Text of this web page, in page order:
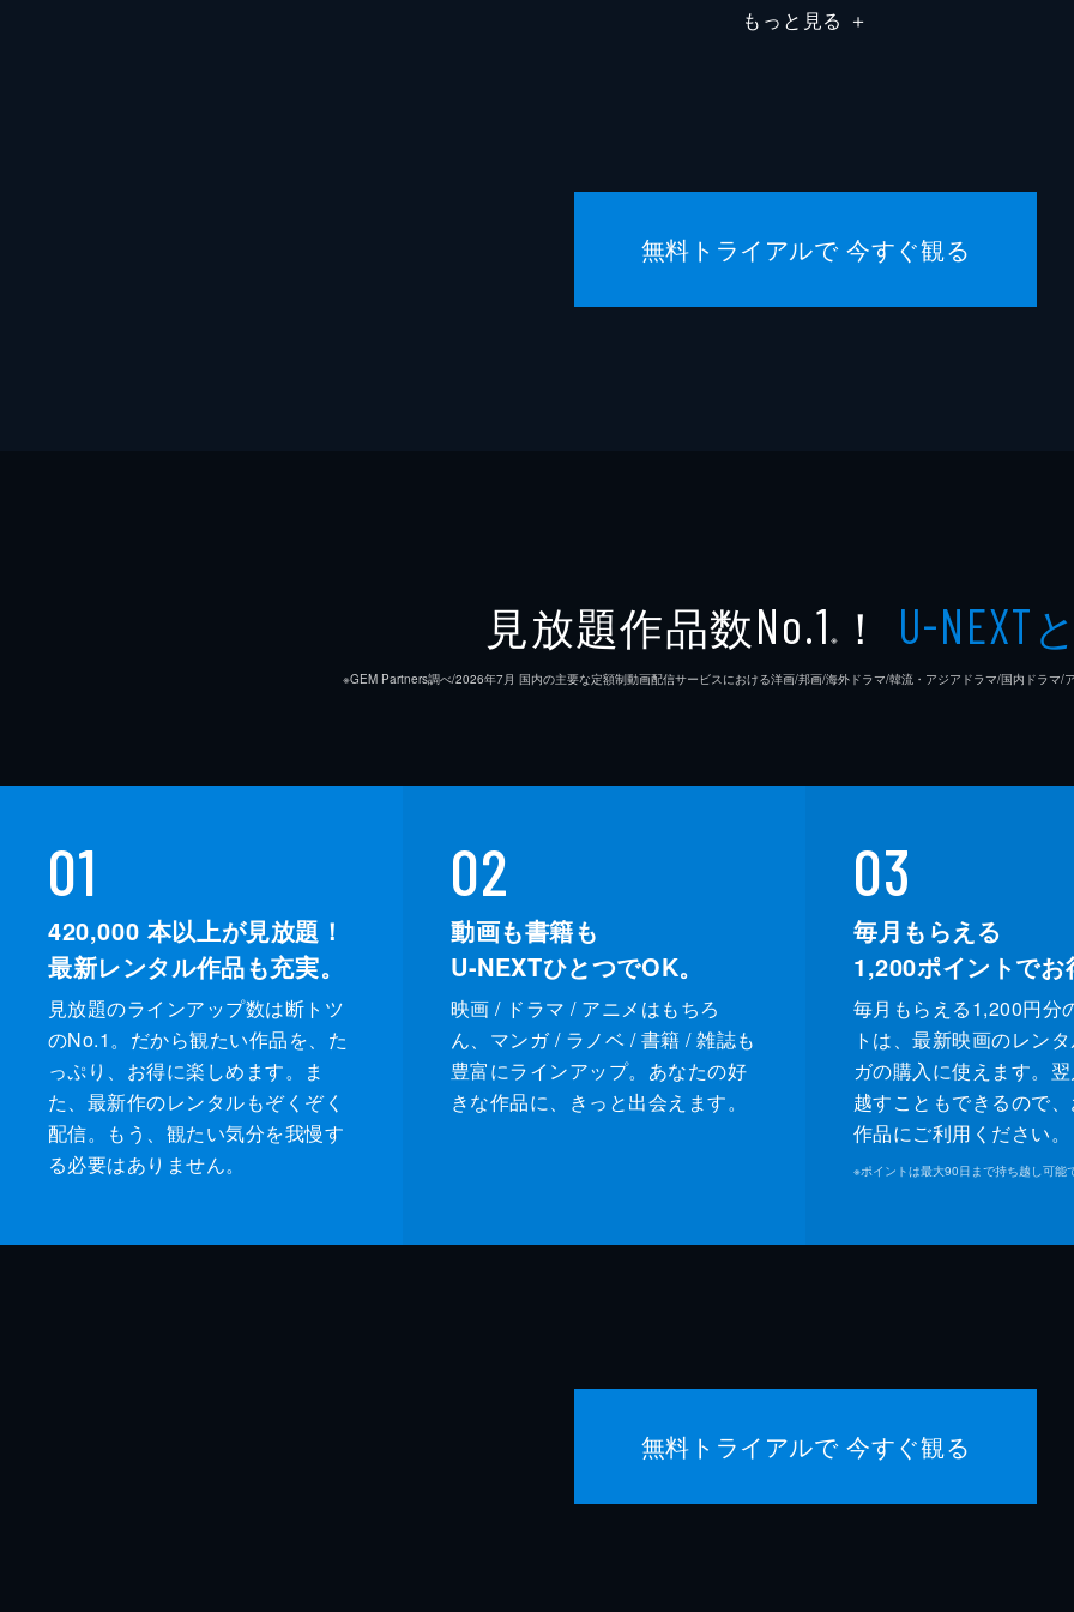
もっと見る ＋
無料トライアルで 今すぐ観る
見放題作品数No.1 ※ ！ U-NEXT
※GEM Partners調べ/2026年7⽉ 国内の主要な定額制動画配信サービスにおける洋画/邦画/海外ドラマ/韓流・アジアドラマ/国内ドラマ/
01
420,000 本以上が見放題！
最新レンタル作品も充実。
見放題のラインアップ数は断トツ
のNo.1。だから観たい作品を、た
っぷり、お得に楽しめます。ま
た、最新作のレンタルもぞくぞく
配信。もう、観たい気分を我慢す
る必要はありません。
02
動画も書籍も
U-NEXTひとつでOK。
映画 / ドラマ / アニメはもちろ
ん、マンガ / ラノベ / 書籍 / 雑誌も
豊富にラインアップ。あなたの好
きな作品に、きっと出会えます。
03
毎月もらえる
1,200ポイントでお
毎月もらえる1,200円分
トは、最新映画のレン
ガの購入に使えます。
越すこともできるので
作品にご利用ください。
※ポイントは最大90日まで持ち越し可能
無料トライアルで 今すぐ観る